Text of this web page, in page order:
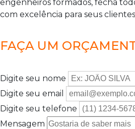
engenheiros formados, fecha
com excelência para seus
FAÇA UM
Digite seu nome
Digite seu email
Digite seu telefone
Mensagem